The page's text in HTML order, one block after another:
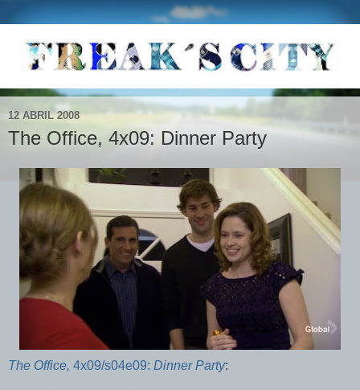
12 ABRIL 2008
The Office, 4x09: Dinner Party
The Office, 4x09/s04e09: Dinner Party: